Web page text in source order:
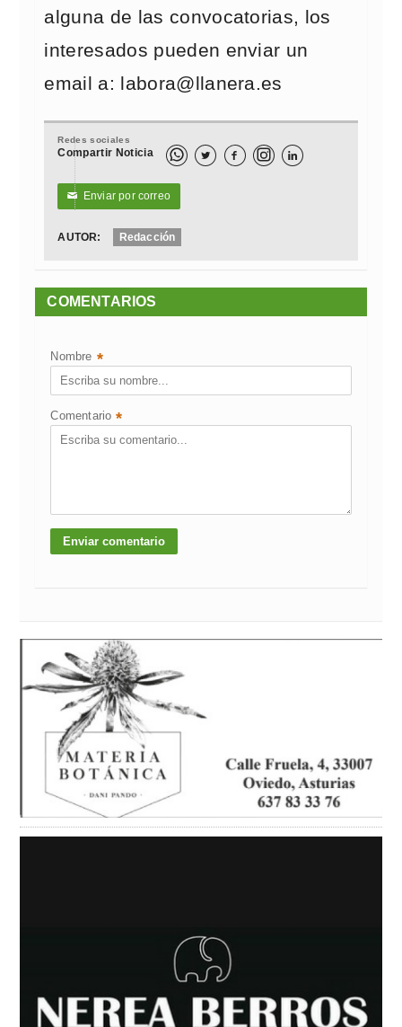
alguna de las convocatorias, los
interesados pueden enviar un
email a: labora@llanera.es
Redes sociales
Compartir Noticia   
✉ Enviar por correo
AUTOR: Redacción
COMENTARIOS
Nombre *
Comentario *